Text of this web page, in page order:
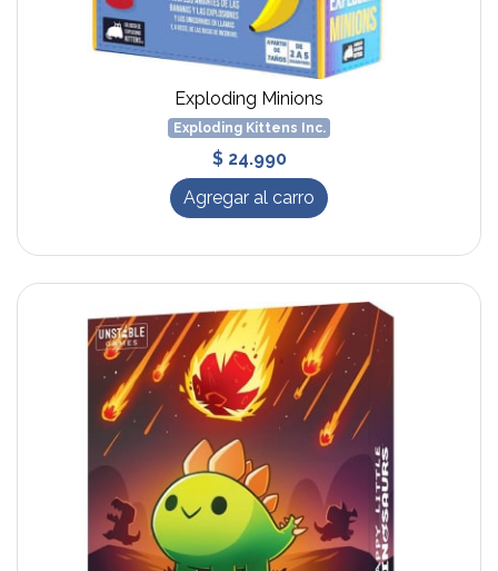
Exploding Minions
Exploding Kittens Inc.
$ 24.990
Agregar al carro